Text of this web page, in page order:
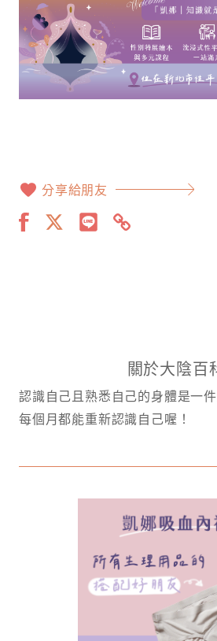
分享給朋友
關於大陰百
認識自己且熟悉自己的身體是一
每個月都能重新認識自己喔！